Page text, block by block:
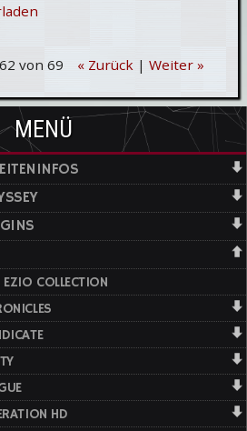
von 69
« Zurück| Weiter »
MENÜ
COLLECTION
HD